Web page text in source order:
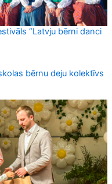
“Latvju bērni danci
bērnu deju kolektīvs